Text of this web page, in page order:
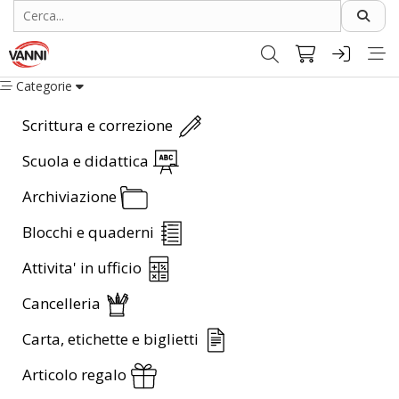
Categorie
Scrittura e correzione
Scuola e didattica
Archiviazione
Blocchi e quaderni
Attivita' in ufficio
Cancelleria
Carta, etichette e biglietti
Articolo regalo